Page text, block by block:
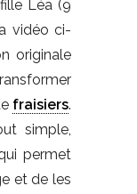
Léa (9
vidéo ci-
originale
fraisiers.
simple,
permet
et de les